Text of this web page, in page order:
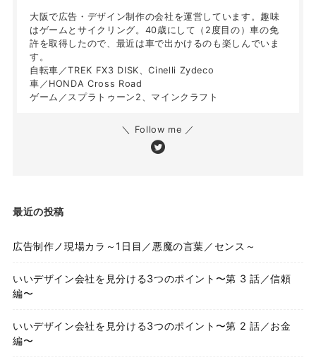
大阪で広告・デザイン制作の会社を運営しています。趣味
はゲームとサイクリング。40歳にして（2度目の）車の免
許を取得したので、最近は車で出かけるのも楽しんでいま
す。
自転車／TREK FX3 DISK、Cinelli Zydeco
車／HONDA Cross Road
ゲーム／スプラトゥーン2、マインクラフト
＼ Follow me ／
最近の投稿
広告制作ノ現場カラ～1日目／悪魔の言葉／センス～
いいデザイン会社を見分ける3つのポイント〜第 3 話／信頼
編〜
いいデザイン会社を見分ける3つのポイント〜第 2 話／お金
編〜